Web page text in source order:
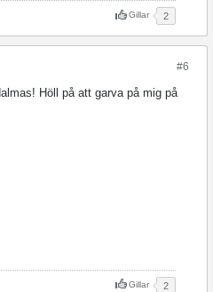
Gillar 2
#6
Höll på att garva på mig på
Gillar 2